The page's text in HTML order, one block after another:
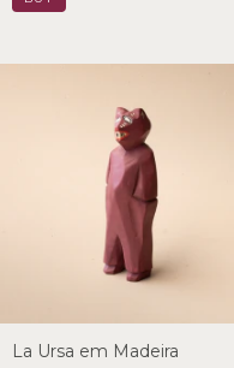
La Ursa em Madeira